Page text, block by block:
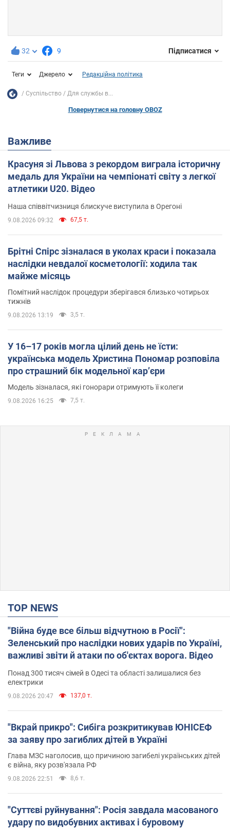
32 9 Підписатися
Теги Джерело Редакційна політика
Суспільство Для службы в...
Повернутися на головну OBOZ
Важливе
Красуня зі Львова з рекордом виграла історичну
медаль для України на чемпіонаті світу з легкої
атлетики U20. Відео
Наша співвітчизниця блискуче виступила в Орегоні
9.08.2026 09:32 67,5 т.
Брітні Спірс зізналася в уколах краси і показала
наслідки невдалої косметології: ходила так
майже місяць
Помітний наслідок процедури зберігався близько чотирьох
тижнів
9.08.2026 13:19 3,5 т.
У 16–17 років могла цілий день не їсти:
українська модель Христина Пономар розповіла
про страшний бік модельної кар’єри
Модель зізналася, які гонорари отримують її колеги
9.08.2026 16:25 7,5 т.
TOP NEWS
"Війна буде все більш відчутною в Росії":
Зеленський про наслідки нових ударів по Україні,
важливі звіти й атаки по об'єктах ворога. Відео
Понад 300 тисяч сімей в Одесі та області залишалися без
електрики
9.08.2026 20:47 137,0 т.
"Вкрай прикро": Сибіга розкритикував ЮНІСЕФ
за заяву про загиблих дітей в Україні
Глава МЗС наголосив, що причиною загибелі українських дітей
є війна, яку розв'язала РФ
9.08.2026 22:51 8,6 т.
"Суттєві руйнування": Росія завдала масованого
удару по видобувних активах і буровому